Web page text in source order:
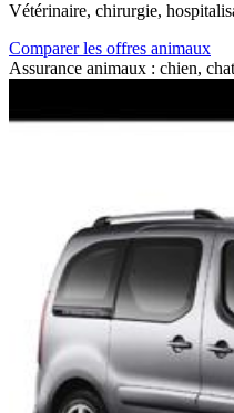
Vétérinaire, chirurgie,
Comparer les offres animaux
Assurance animaux : chien,